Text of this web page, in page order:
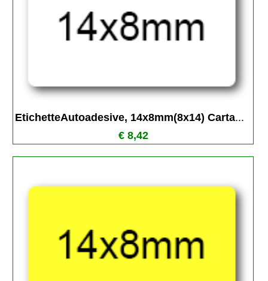
EtichetteAutoadesive, 14x8mm(8x14) Carta...
€ 8,42